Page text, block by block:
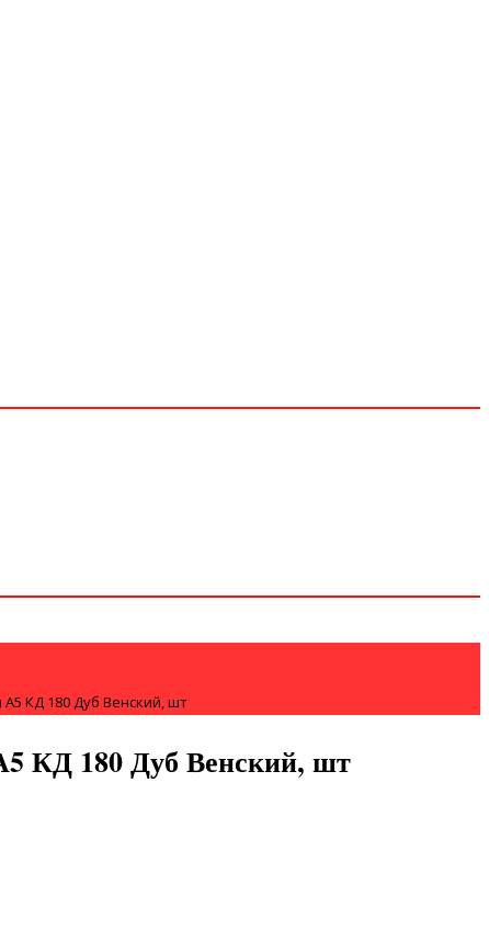
КД 180 Дуб Венский, шт
КД 180 Дуб Венский, шт